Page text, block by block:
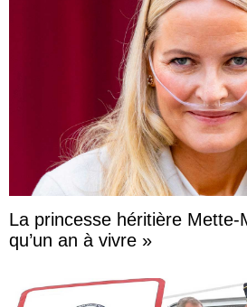
La princesse héritière Mette-
qu’un an à vivre »